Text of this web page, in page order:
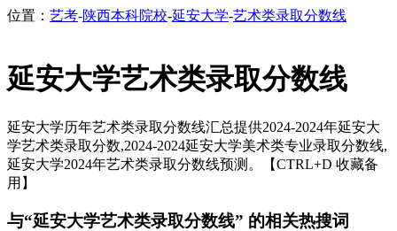
位置： 艺考-陕西本科院校-延安大学-艺术类录取分数线
延安大学艺术类录取分数线
延安大学历年艺术类录取分数线汇总提供2024-2024年延安大
学艺术类录取分数,2024-2024延安大学美术类专业录取分数线,
延安大学2024年艺术类录取分数线预测。【CTRL+D 收藏备
用】
与“延安大学艺术类录取分数线” 的相关热搜词